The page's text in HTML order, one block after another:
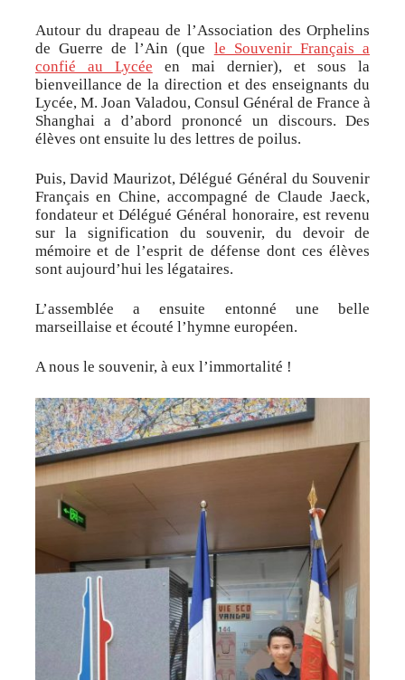
Autour du drapeau de l’Association des Orphelins
de Guerre de l’Ain (que le Souvenir Français a
confié au Lycée en mai dernier), et sous la
bienveillance de la direction et des enseignants du
Lycée, M. Joan Valadou, Consul Général de France à
Shanghai a d’abord prononcé un discours. Des
élèves ont ensuite lu des lettres de poilus.
Puis, David Maurizot, Délégué Général du Souvenir
Français en Chine, accompagné de Claude Jaeck,
fondateur et Délégué Général honoraire, est revenu
sur la signification du souvenir, du devoir de
mémoire et de l’esprit de défense dont ces élèves
sont aujourd’hui les légataires.
L’assemblée a ensuite entonné une belle
marseillaise et écouté l’hymne européen.
A nous le souvenir, à eux l’immortalité !